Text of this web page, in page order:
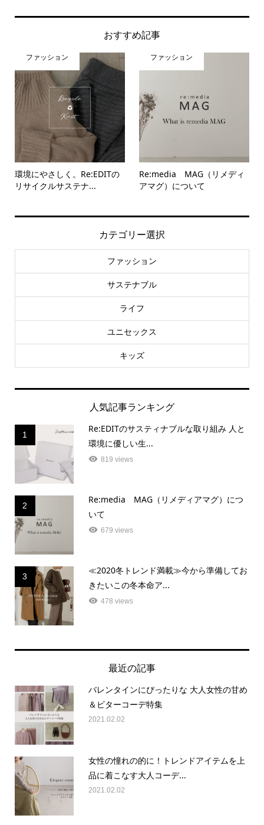
おすすめ記事
ファッション
環境にやさしく。Re:EDITの
リサイクルサステナ...
ファッション
Re:media MAG（リメディ
アマグ）について
カテゴリー選択
ファッション
サステナブル
ライフ
ユニセックス
キッズ
人気記事ランキング
1
Re:EDITのサスティナブルな取り組み 人と
環境に優しい生...
819 views
2
Re:media MAG（リメディアマグ）につ
いて
679 views
3
≪2020冬トレンド満載≫今から準備してお
きたいこの冬本命ア...
478 views
最近の記事
バレンタインにぴったりな 大人女性の甘め
＆ビターコーデ特集
2021.02.02
女性の憧れの的に！トレンドアイテムを上
品に着こなす大人コーデ...
2021.02.02